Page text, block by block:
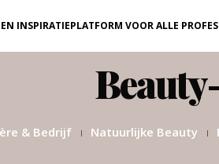
INSPIRATIEPLATFORM VOOR ALLE
& Bedrijf Natuurlijke Beauty